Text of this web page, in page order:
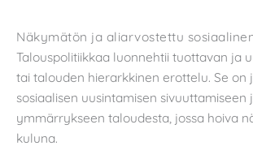
Näkymätön ja aliarvostettu
Talouspolitiikkaa luonnehtii tuottavan ja
tai talouden hierarkkinen erottelu. Se on
sosiaalisen uusintamisen sivuuttamiseen
ymmärrykseen taloudesta, jossa hoiva
kuluna.